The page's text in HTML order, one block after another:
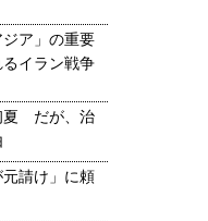
ジア」の重要
イラン戦争
夏 だが、治
請け」に頼